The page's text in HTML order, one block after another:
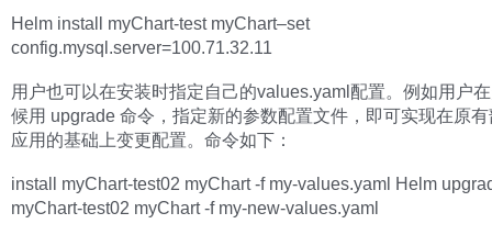
Helm install myChart-test myChart–set
config.mysql.server=100.71.32.11
用户也可以在安装时指定自己的values.yaml配置。例如用户
候用 upgrade 命令，指定新的参数配置文件，即可实现在原
应用的基础上变更配置。命令如下：
install myChart-test02 myChart -f my-values.yaml Helm
myChart-test02 myChart -f my-new-values.yaml